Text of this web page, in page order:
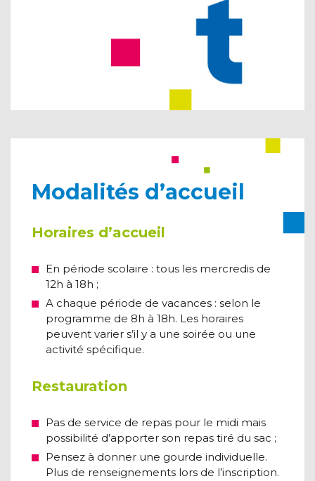
Modalités d’accueil
Horaires d’accueil
En période scolaire : tous les mercredis de
12h à 18h ;
A chaque période de vacances : selon le
programme de 8h à 18h. Les horaires
peuvent varier s’il y a une soirée ou une
activité spécifique.
Restauration
Pas de service de repas pour le midi mais
possibilité d’apporter son repas tiré du sac ;
Pensez à donner une gourde individuelle.
Plus de renseignements lors de l’inscription.